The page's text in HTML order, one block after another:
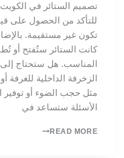
تصميم الستائر في الكويت
للتأكد من الحصول على
تكون غير مستقيمة.
كانت الستائر ستُفتح أو
المناسب. هل ستحتاج إلى
الزخرفة الداخلية للغرفة
مثل حجب الضوء أو توفير
الأسئلة ستساعد في
READ MORE